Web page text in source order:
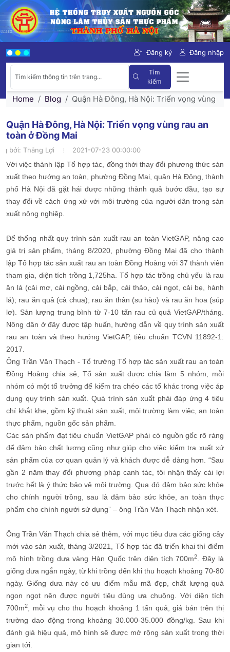
Đăng ký Đăng nhập
Tìm
kiếm
Home Blog Quận Hà Đông, Hà Nội: Triển vọng vùng
Quận Hà Đông, Hà Nội: Triển vọng vùng rau an
toàn ở Đồng Mai
bởi: Thắng Lợi 2021-07-23 00:00:00
Với việc thành lập Tổ hợp tác, đồng thời thay đổi phương thức sản
xuất theo hướng an toàn, phường Đồng Mai, quận Hà Đông, thành
phố Hà Nội đã gặt hái được những thành quả bước đầu, tạo sự
thay đổi về cách ứng xử với môi trường của người dân trong sản
xuất nông nghiệp.
Để thống nhất quy trình sản xuất rau an toàn VietGAP, nâng cao
giá trị sản phẩm, tháng 8/2020, phường Đồng Mai đã cho thành
lập Tổ hợp tác sản xuất rau an toàn Đồng Hoàng với 37 thành viên
tham gia, diện tích trồng 1,725ha. Tổ hợp tác trồng chủ yếu là rau
ăn lá (cải mơ, cải ngồng, cải bắp, cải thảo, cải ngọt, cải bẹ, hành
lá); rau ăn quả (cà chua); rau ăn thân (su hào) và rau ăn hoa (súp
lơ). Sản lượng trung bình từ 7-10 tấn rau củ quả VietGAP/tháng.
Nông dân ở đây được tập huấn, hướng dẫn về quy trình sản xuất
rau an toàn và theo hướng VietGAP, tiêu chuẩn TCVN 11892-1:
2017.
Ông Trần Văn Thạch - Tổ trưởng Tổ hợp tác sản xuất rau an toàn
Đồng Hoàng chia sẻ, Tổ sản xuất được chia làm 5 nhóm, mỗi
nhóm có một tổ trưởng để kiểm tra chéo các tổ khác trong việc áp
dụng quy trình sản xuất. Quá trình sản xuất phải đáp ứng 4 tiêu
chí khắt khe, gồm kỹ thuật sản xuất, môi trường làm việc, an toàn
thực phẩm, nguồn gốc sản phẩm.
Các sản phẩm đạt tiêu chuẩn VietGAP phải có nguồn gốc rõ ràng
để đảm bảo chất lượng cũng như giúp cho việc kiểm tra xuất xứ
sản phẩm của cơ quan quản lý và khách được dễ dàng hơn. “Sau
gần 2 năm thay đổi phương pháp canh tác, tôi nhận thấy cái lợi
trước hết là ý thức bảo vệ môi trường. Qua đó đảm bảo sức khỏe
cho chính người trồng, sau là đảm bảo sức khỏe, an toàn thực
phẩm cho chính người sử dụng” – ông Trần Văn Thạch nhận xét.
Ông Trần Văn Thạch chia sẻ thêm, với mục tiêu đưa các giống cây
mới vào sản xuất, tháng 3/2021, Tổ hợp tác đã triển khai thí điểm
mô hình trồng dưa vàng Hàn Quốc trên diện tích 700m2
. Đây là
giống dưa ngắn ngày, từ khi trồng đến khi thu hoạch khoảng 70-80
ngày. Giống dưa này có ưu điểm mẫu mã đẹp, chất lượng quả
ngon ngọt nên được người tiêu dùng ưa chuộng. Với diện tích
700m2
, mỗi vụ cho thu hoạch khoảng 1 tấn quả, giá bán trên thị
trường dao động trong khoảng 30.000-35.000 đồng/kg. Sau khi
đánh giá hiệu quả, mô hình sẽ được mở rộng sản xuất trong thời
gian tới.